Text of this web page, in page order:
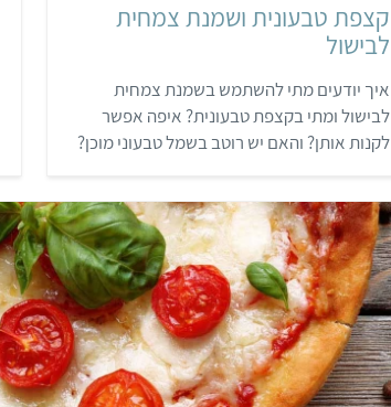
קצפת טבעונית ושמנת צמחית
לבישול
איך יודעים מתי להשתמש בשמנת צמחית
לבישול ומתי בקצפת טבעונית? איפה אפשר
לקנות אותן? והאם יש רוטב בשמל טבעוני מוכן?